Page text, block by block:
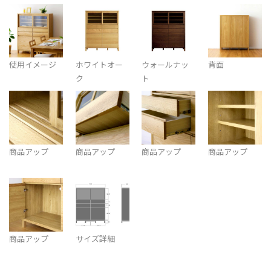
使用イメージ
ホワイトオー
ク
ウォールナッ
ト
背面
商品アップ 商品アップ 商品アップ 商品アップ
商品アップ サイズ詳細